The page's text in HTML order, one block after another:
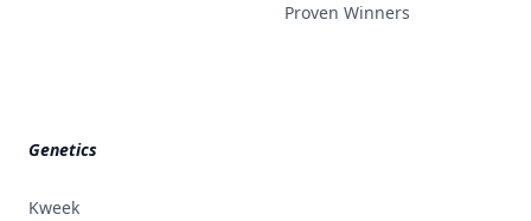
Proven Winners
Genetics
Kweek